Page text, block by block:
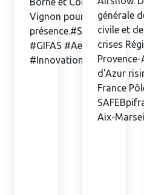
Vignon pour leur
présence.#StartAir
#GIFAS #Aerospace
#Innovation
générale
civile et
crises
Provence-
d'Azur
France
Aix-